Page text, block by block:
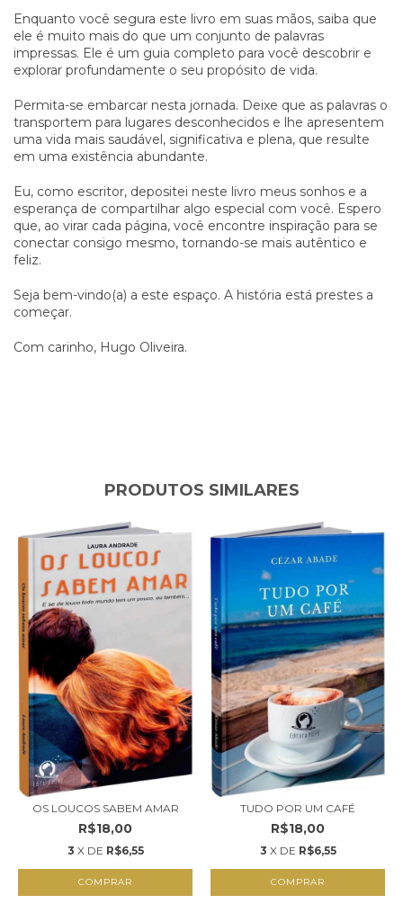
Enquanto você segura este livro em suas mãos, saiba que
ele é muito mais do que um conjunto de palavras
impressas. Ele é um guia completo para você descobrir e
explorar profundamente o seu propósito de vida.
Permita-se embarcar nesta jornada. Deixe que as palavras o
transportem para lugares desconhecidos e lhe apresentem
uma vida mais saudável, significativa e plena, que resulte
em uma existência abundante.
Eu, como escritor, depositei neste livro meus sonhos e a
esperança de compartilhar algo especial com você. Espero
que, ao virar cada página, você encontre inspiração para se
conectar consigo mesmo, tornando-se mais autêntico e
feliz.
Seja bem-vindo(a) a este espaço. A história está prestes a
começar.
Com carinho, Hugo Oliveira.
PRODUTOS SIMILARES
OS LOUCOS SABEM AMAR
R$18,00
3 X DE R$6,55
COMPRAR
TUDO POR UM CAFÉ
R$18,00
3 X DE R$6,55
COMPRAR